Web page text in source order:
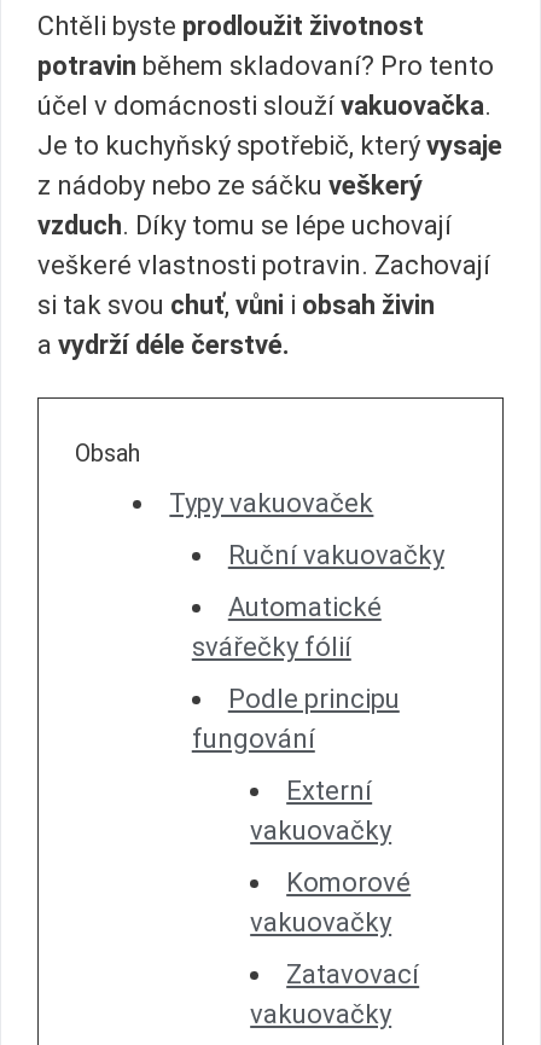
Chtěli byste prodloužit životnost
potravin během skladovaní? Pro tento
účel v domácnosti slouží vakuovačka.
Je to kuchyňský spotřebič, který vysaje
z nádoby nebo ze sáčku veškerý
vzduch. Díky tomu se lépe uchovají
veškeré vlastnosti potravin. Zachovají
si tak svou chuť, vůni i obsah živin
a vydrží déle čerstvé.
Obsah
Typy vakuovaček
Ruční vakuovačky
Automatické
svářečky fólií
Podle principu
fungování
Externí
vakuovačky
Komorové
vakuovačky
Zatavovací
vakuovačky